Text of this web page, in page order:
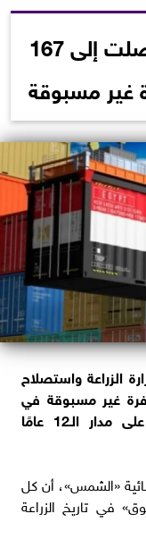
متحدث الزراعة: صادراتنا وصلت إلى 167
غير مسبوقة
الزراعة واستصلاح
غير مسبوقة في
مجال الأمن الغذائي والقطاع الزراعي على مدار الـ12 عامًا
«الشمس»، أن كل
في تاريخ الزراعة